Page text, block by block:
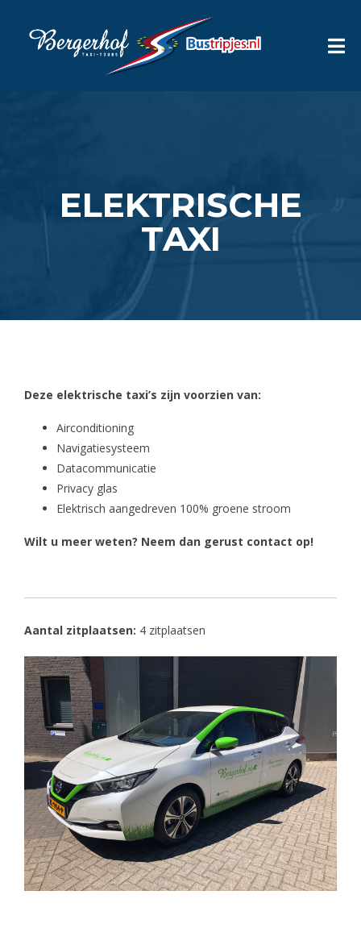
ELEKTRISCHE
TAXI
Deze elektrische taxi’s zijn voorzien van:
Airconditioning
Navigatiesysteem
Datacommunicatie
Privacy glas
Elektrisch aangedreven 100% groene stroom
Wilt u meer weten? Neem dan gerust contact op!
Aantal zitplaatsen: 4 zitplaatsen